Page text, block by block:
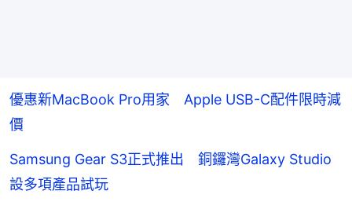
優惠新MacBook Pro用家 Apple USB-C配件限時減
價
Samsung Gear S3正式推出 銅鑼灣Galaxy Studio
設多項產品試玩